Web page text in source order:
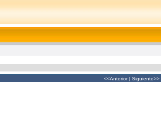
<<Anterior| Siguiente>>